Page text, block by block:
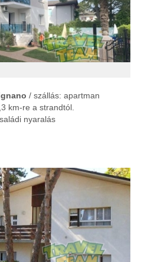
/ szállás: apartman
km-re a strandtól.
nyaralás